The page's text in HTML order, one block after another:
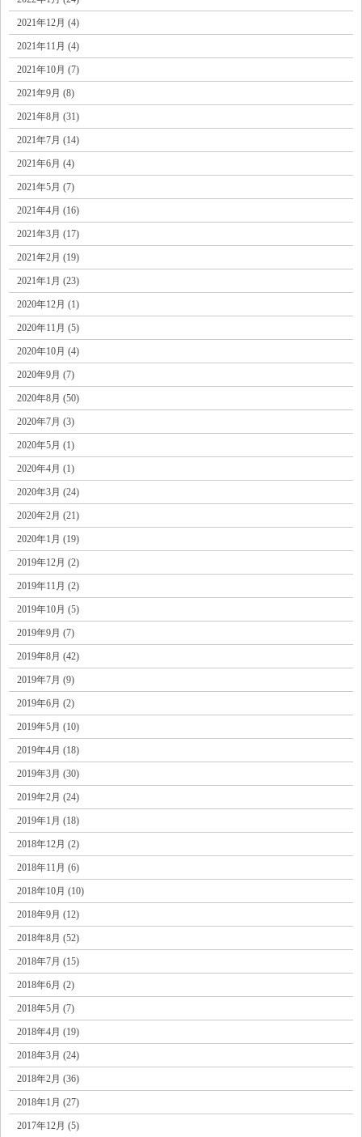
2021年12月 (4)
2021年11月 (4)
2021年10月 (7)
2021年9月 (8)
2021年8月 (31)
2021年7月 (14)
2021年6月 (4)
2021年5月 (7)
2021年4月 (16)
2021年3月 (17)
2021年2月 (19)
2021年1月 (23)
2020年12月 (1)
2020年11月 (5)
2020年10月 (4)
2020年9月 (7)
2020年8月 (50)
2020年7月 (3)
2020年5月 (1)
2020年4月 (1)
2020年3月 (24)
2020年2月 (21)
2020年1月 (19)
2019年12月 (2)
2019年11月 (2)
2019年10月 (5)
2019年9月 (7)
2019年8月 (42)
2019年7月 (9)
2019年6月 (2)
2019年5月 (10)
2019年4月 (18)
2019年3月 (30)
2019年2月 (24)
2019年1月 (18)
2018年12月 (2)
2018年11月 (6)
2018年10月 (10)
2018年9月 (12)
2018年8月 (52)
2018年7月 (15)
2018年6月 (2)
2018年5月 (7)
2018年4月 (19)
2018年3月 (24)
2018年2月 (36)
2018年1月 (27)
2017年12月 (5)